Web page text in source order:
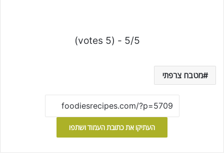
5/5 - (5 votes)
מטבח צרפתי
העתיקו את כתובת העמוד ושתפו